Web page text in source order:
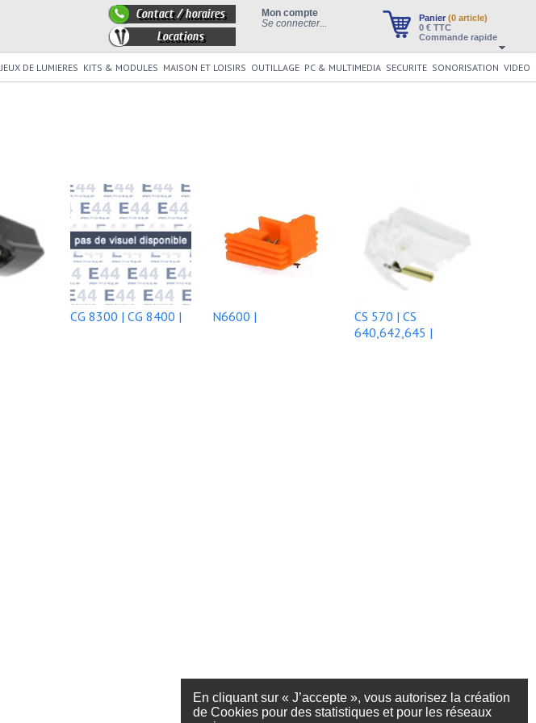
En cliquant sur « J’accepte », vous autorisez la création
de Cookies pour des statistiques et pour les réseaux
Panier (0 article)
0 € TTC
Commande rapide
Mon compte
Se connecter...
Contact / horaires
Locations
JEUX DE LUMIERES KITS & MODULES MAISON ET LOISIRS OUTILLAGE PC & MULTIMEDIA SECURITE SONORISATION VIDEO
CG 8300 | CG 8400 | N6600 |
CS 570 | CS
640,642,645 |